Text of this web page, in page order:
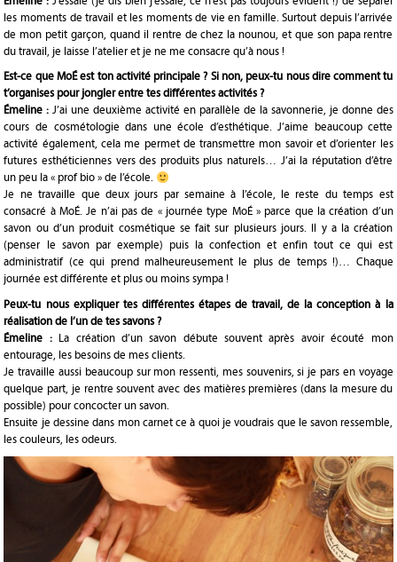
les moments de travail et les moments de vie en famille. Surtout depuis l’arrivée
de mon petit garçon, quand il rentre de chez la nounou, et que son papa rentre
du travail, je laisse l’atelier et je ne me consacre qu’à nous !
Est-ce que MoÉ est ton activité principale ? Si non, peux-tu nous dire comment tu
t’organises pour jongler entre tes différentes activités ?
Émeline : J’ai une deuxième activité en parallèle de la savonnerie, je donne des
cours de cosmétologie dans une école d’esthétique. J’aime beaucoup cette
activité également, cela me permet de transmettre mon savoir et d’orienter les
futures esthéticiennes vers des produits plus naturels… J’ai la réputation d’être
un peu la « prof bio » de l’école.
Je ne travaille que deux jours par semaine à l’école, le reste du temps est
consacré à MoÉ. Je n’ai pas de « journée type MoÉ » parce que la création d’un
savon ou d’un produit cosmétique se fait sur plusieurs jours. Il y a la création
(penser le savon par exemple) puis la confection et enfin tout ce qui est
administratif (ce qui prend malheureusement le plus de temps !)… Chaque
journée est différente et plus ou moins sympa !
Peux-tu nous expliquer tes différentes étapes de travail, de la conception à la
réalisation de l’un de tes savons ?
Émeline :La création d’un savon débute souvent après avoir écouté mon
entourage, les besoins de mes clients.
Je travaille aussi beaucoup sur mon ressenti, mes souvenirs, si je pars en voyage
quelque part, je rentre souvent avec des matières premières (dans la mesure du
possible) pour concocter un savon.
Ensuite je dessine dans mon carnet ce à quoi je voudrais que le savon ressemble,
les couleurs, les odeurs.